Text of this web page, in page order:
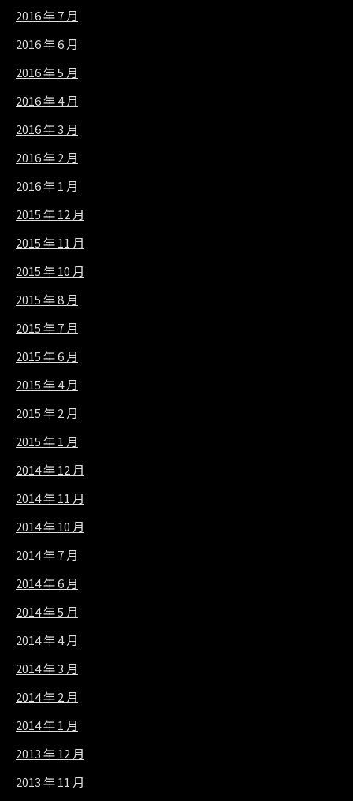
2016 年 7 月
2016 年 6 月
2016 年 5 月
2016 年 4 月
2016 年 3 月
2016 年 2 月
2016 年 1 月
2015 年 12 月
2015 年 11 月
2015 年 10 月
2015 年 8 月
2015 年 7 月
2015 年 6 月
2015 年 4 月
2015 年 2 月
2015 年 1 月
2014 年 12 月
2014 年 11 月
2014 年 10 月
2014 年 7 月
2014 年 6 月
2014 年 5 月
2014 年 4 月
2014 年 3 月
2014 年 2 月
2014 年 1 月
2013 年 12 月
2013 年 11 月